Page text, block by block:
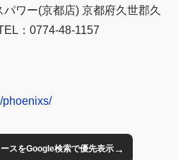
ワー(京都店) 京都府久世郡久
：0774-48-1157
phoenixs/
スをGoogle検索で優先表示→